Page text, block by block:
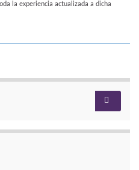
la experiencia actualizada a dicha